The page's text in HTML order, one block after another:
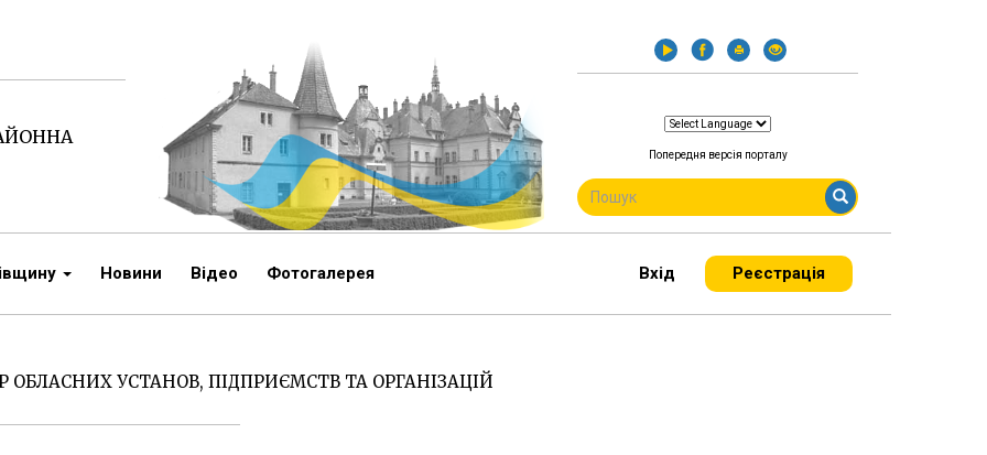
Попередня версія порталу
ПОШУКОВА
ФОРМА
Пошук
Вхід
Реєстрація
Новини Відео Фотогалерея
ОБЛАСНИХ УСТАНОВ, ПІДПРИЄМСТВ ТА ОРГАНІЗАЦІЙ